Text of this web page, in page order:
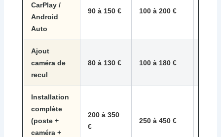
CarPlay /
Android
Auto
90 à 150 € 100 à 200 €
Ajout
caméra de
recul
80 à 130 € 100 à 180 €
Installation
complète
(poste +
caméra +
200 à 350
€
250 à 450 €